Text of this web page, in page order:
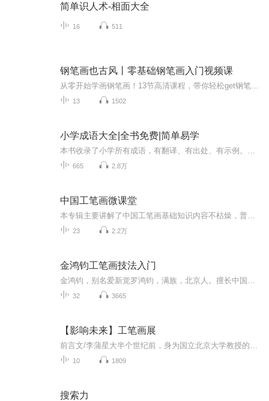
简单识人术-相面大全
16 511
钢笔画也古风丨零基础钢笔画入门视频课
13 1502
小学成语大全|全书免费|简单易学
665 2.8万
中国工笔画微课堂
23 2.2万
金鸿钧工笔画技法入门
32 3665
【影响未来】工笔画展
10 1809
搜索力